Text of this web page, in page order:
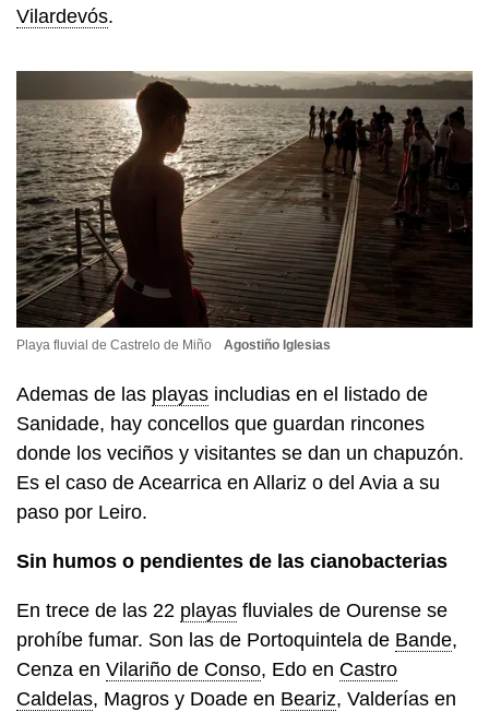
Vilardevós.
Playa fluvial de Castrelo de Miño Agostiño Iglesias
Ademas de las playas includias en el listado de
Sanidade, hay concellos que guardan rincones
donde los veciños y visitantes se dan un chapuzón.
Es el caso de Acearrica en Allariz o del Avia a su
paso por Leiro.
Sin humos o pendientes de las cianobacterias
En trece de las 22 playas fluviales de Ourense se
prohíbe fumar. Son las de Portoquintela de Bande,
Cenza en Vilariño de Conso, Edo en Castro
Caldelas, Magros y Doade en Beariz, Valderías en